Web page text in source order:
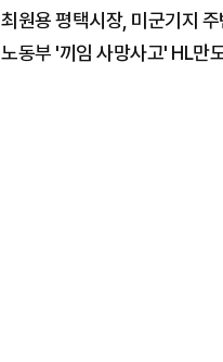
최원용 평택시장, 미군기지
노동부 '끼임 사망사고' HL만